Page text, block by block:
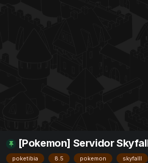
[Pokemon] Servidor
poketibia 8.5 pokemon skyfalll